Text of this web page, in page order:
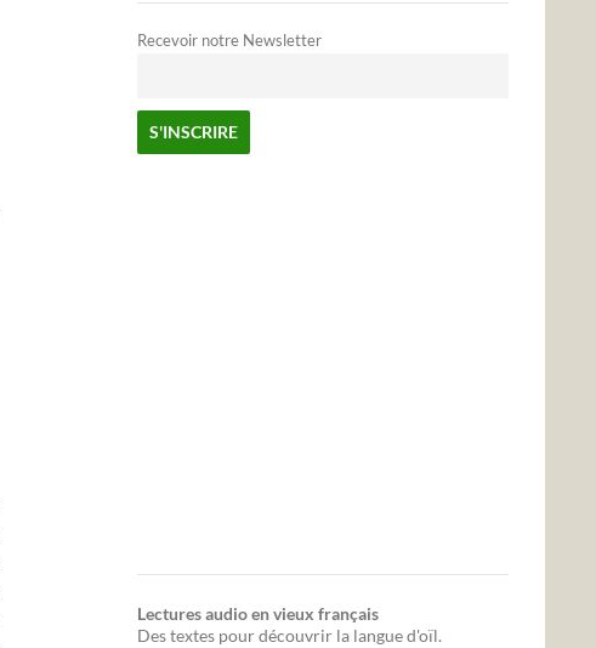
Recevoir notre Newsletter
Lectures audio en vieux français
Des textes pour découvrir la langue d'oïl.